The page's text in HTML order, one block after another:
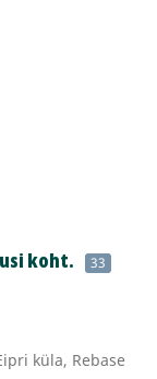
koht.
33
küla, Rebase